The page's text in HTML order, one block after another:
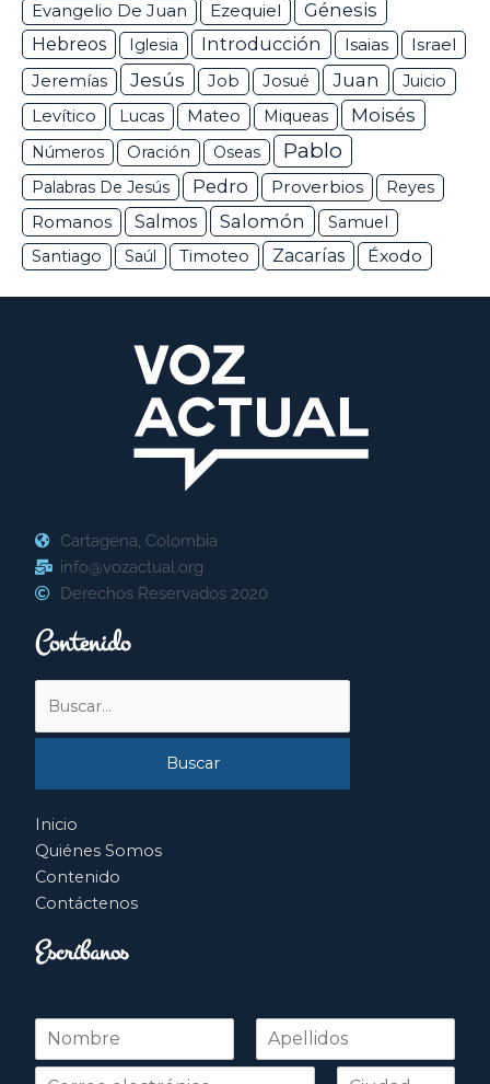
Evangelio De Juan Ezequiel
Génesis
Hebreos
Iglesia Introducción Isaias Israel
Jeremías Jesús Job Josué Juan
Juicio
Levítico
Lucas Mateo Miqueas Moisés
Números Oración Oseas Pablo
Palabras De Jesús Pedro Proverbios Reyes
Romanos Salmos Salomón
Samuel
Santiago
Saúl Timoteo Zacarías Éxodo
Cartagena, Colombia
info@vozactual.org
Derechos Reservados 2020
Contenido
por:
Inicio
Quiénes Somos
Contenido
Contáctenos
Escríbanos
N
m
Nombre Apellidos